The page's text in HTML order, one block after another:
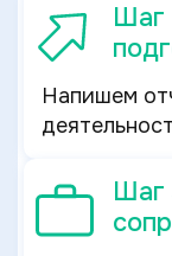
Шаг
Напишем
Шаг